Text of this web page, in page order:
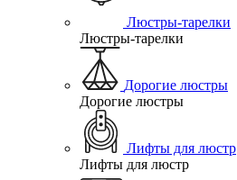
Люстры-тарелки
Люстры-тарелки
Дорогие люстры
Дорогие люстры
Лифты для люстр
Лифты для люстр